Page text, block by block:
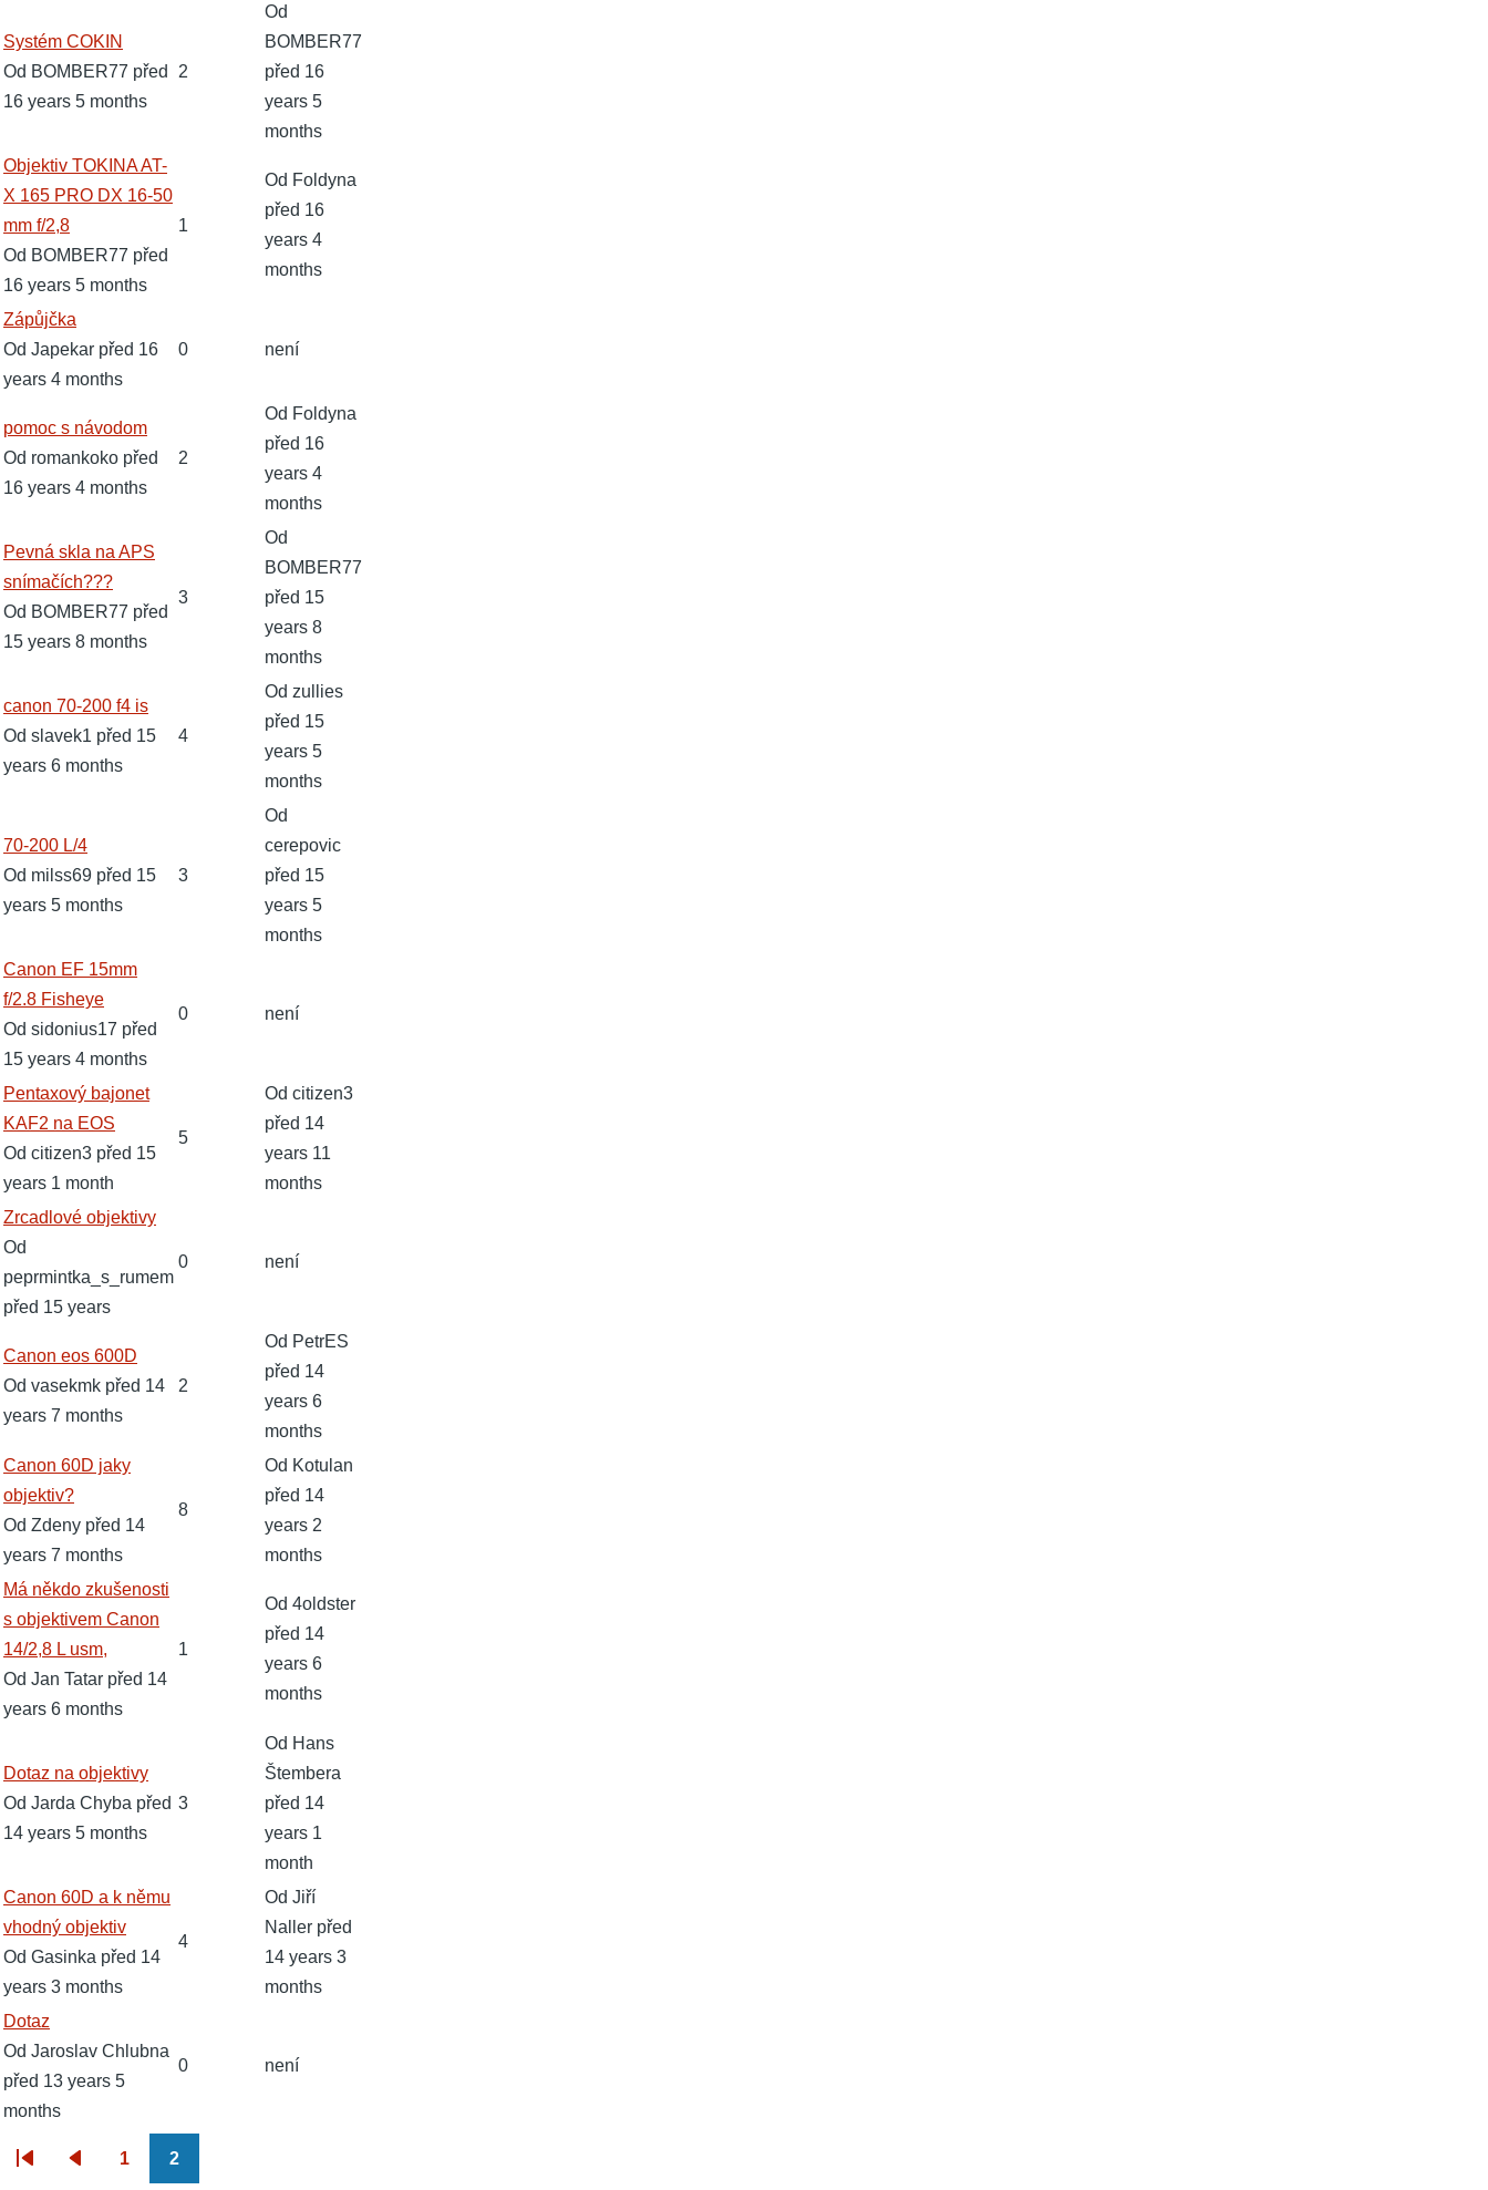
Normální
téma
Systém COKIN
Od BOMBER77 před
16 years 5 months
2
Od
BOMBER77
před 16
years 5
months
Normální
téma
Objektiv TOKINA AT-
X 165 PRO DX 16-50
mm f/2,8
Od BOMBER77 před
16 years 5 months
1
Od Foldyna
před 16
years 4
months
Normální
téma
Zápůjčka
Od Japekar před 16
years 4 months
0 není
Normální
téma
pomoc s návodom
Od romankoko před
16 years 4 months
2
Od Foldyna
před 16
years 4
months
Normální
téma
Pevná skla na APS
snímačích???
Od BOMBER77 před
15 years 8 months
3
Od
BOMBER77
před 15
years 8
months
Normální
téma
canon 70-200 f4 is
Od slavek1 před 15
years 6 months
4
Od zullies
před 15
years 5
months
Normální
téma
70-200 L/4
Od milss69 před 15
years 5 months
3
Od
cerepovic
před 15
years 5
months
Normální
téma
Canon EF 15mm
f/2.8 Fisheye
Od sidonius17 před
15 years 4 months
0 není
Normální
téma
Pentaxový bajonet
KAF2 na EOS
Od citizen3 před 15
years 1 month
5
Od citizen3
před 14
years 11
months
Normální
téma
Zrcadlové objektivy
Od
peprmintka_s_rumem
před 15 years
0 není
Normální
téma
Canon eos 600D
Od vasekmk před 14
years 7 months
2
Od PetrES
před 14
years 6
months
Normální
téma
Canon 60D jaky
objektiv?
Od Zdeny před 14
years 7 months
8
Od Kotulan
před 14
years 2
months
Normální
téma
Má někdo zkušenosti
s objektivem Canon
14/2,8 L usm,
Od Jan Tatar před 14
years 6 months
1
Od 4oldster
před 14
years 6
months
Normální
téma
Dotaz na objektivy
Od Jarda Chyba před
14 years 5 months
3
Od Hans
Štembera
před 14
years 1
month
Normální
téma
Canon 60D a k němu
vhodný objektiv
Od Gasinka před 14
years 3 months
4
Od Jiří
Naller před
14 years 3
months
Normální
téma
Dotaz
Od Jaroslav Chlubna
před 13 years 5
months
0 není
Pagination
1 2